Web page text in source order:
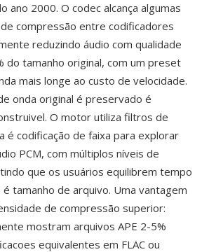
ano 2000. O codec alcança algumas
compressão entre codificadores
reduzindo áudio com qualidade
do tamanho original, com um preset
mais longe ao custo de velocidade.
onda original é preservado é
O motor utiliza filtros de
é codificação de faixa para explorar
PCM, com múltiplos níveis de
que os usuários equilibrem tempo
tamanho de arquivo. Uma vantagem
de compressão superior:
mostram arquivos APE 2-5%
equivalentes em FLAC ou